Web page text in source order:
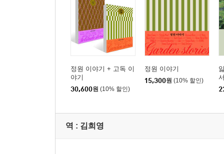
정원 이야기 + 고독 이
야기
30,600원 (10% 할인)
정원 이야기
15,300원 (10% 할인)
역 : 김희영